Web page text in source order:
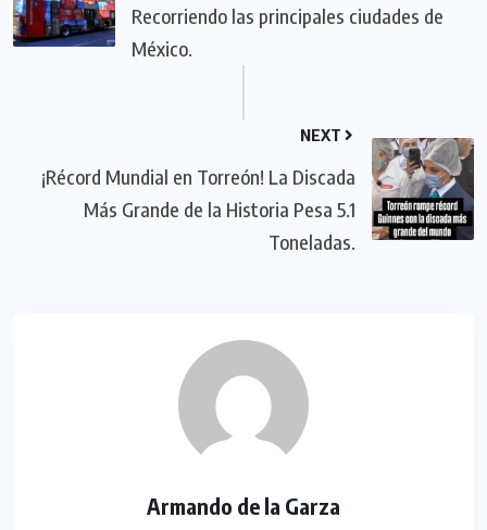
Recorriendo las principales ciudades de
México.
NEXT
¡Récord Mundial en Torreón! La Discada
Más Grande de la Historia Pesa 5.1
Toneladas.
Armando de la Garza